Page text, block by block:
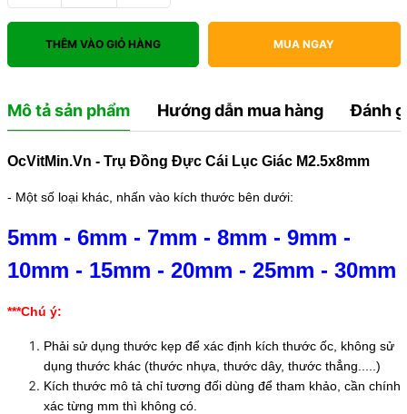
THÊM VÀO GIỎ HÀNG MUA NGAY
Mô tả sản phẩm Hướng dẫn mua hàng Đánh
OcVitMin.Vn - Trụ Đồng Đực Cái Lục Giác M2.5x8mm
- Một số loại khác, nhấn vào kích thước bên dưới:
5mm - 6mm - 7mm - 8mm - 9mm -
10mm - 15mm - 20mm - 25mm - 30mm
***Chú ý:
Phải sử dụng thước kẹp để xác định kích thước ốc, không sử
dụng thước khác (thước nhựa, thước dây, thước thẳng.....)
Kích thước mô tả chỉ tương đối dùng để tham khảo, cần chính
xác từng mm thì không có.